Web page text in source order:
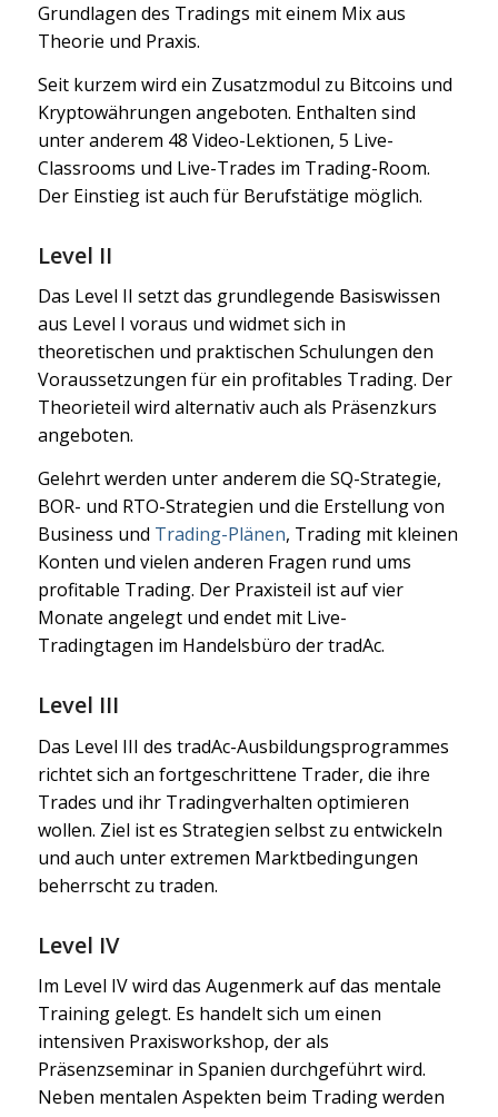
Grundlagen des Tradings mit einem Mix aus
Theorie und Praxis.
Seit kurzem wird ein Zusatzmodul zu Bitcoins und
Kryptowährungen angeboten. Enthalten sind
unter anderem 48 Video-Lektionen, 5 Live-
Classrooms und Live-Trades im Trading-Room.
Der Einstieg ist auch für Berufstätige möglich.
Level II
Das Level II setzt das grundlegende Basiswissen
aus Level I voraus und widmet sich in
theoretischen und praktischen Schulungen den
Voraussetzungen für ein profitables Trading. Der
Theorieteil wird alternativ auch als Präsenzkurs
angeboten.
Gelehrt werden unter anderem die SQ-Strategie,
BOR- und RTO-Strategien und die Erstellung von
Business und Trading-Plänen, Trading mit kleinen
Konten und vielen anderen Fragen rund ums
profitable Trading. Der Praxisteil ist auf vier
Monate angelegt und endet mit Live-
Tradingtagen im Handelsbüro der tradAc.
Level III
Das Level III des tradAc-Ausbildungsprogrammes
richtet sich an fortgeschrittene Trader, die ihre
Trades und ihr Tradingverhalten optimieren
wollen. Ziel ist es Strategien selbst zu entwickeln
und auch unter extremen Marktbedingungen
beherrscht zu traden.
Level IV
Im Level IV wird das Augenmerk auf das mentale
Training gelegt. Es handelt sich um einen
intensiven Praxisworkshop, der als
Präsenzseminar in Spanien durchgeführt wird.
Neben mentalen Aspekten beim Trading werden